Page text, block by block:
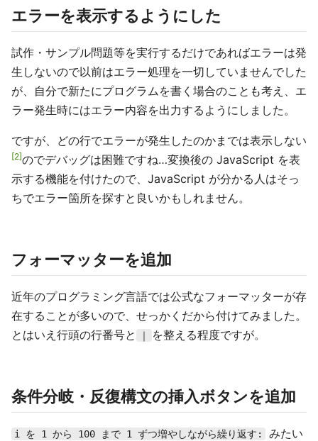
エラーを表示するようにした
試作・サンプル問題等を実行するだけであればエラーは発
生しないので以前はエラー処理を一切していませんでした
が、自分で新たにプログラムを書く場合のことも考え、エ
ラー発生時にはエラー内容を出力するようにしました。
ですが、どの行でエラーが発生したのかまでは表示しない
2 のでデバッグは困難ですね…変換後の JavaScript を表
示する機能を付けたので、JavaScript が分かる人はそっ
ちでエラー箇所を探すと良いかもしれません。
フォーマッターを追加
近年のプログラミング言語では公式なフォーマッターが存
在することが多いので、せっかくだから付けてみました。
とはいえ行頭の行番号と
｜ を整える程度ですが。
条件分岐・反復構文の挿入ボタンを追加
i を 1 から 100 まで 1 ずつ増やしながら繰り返す:
みたい